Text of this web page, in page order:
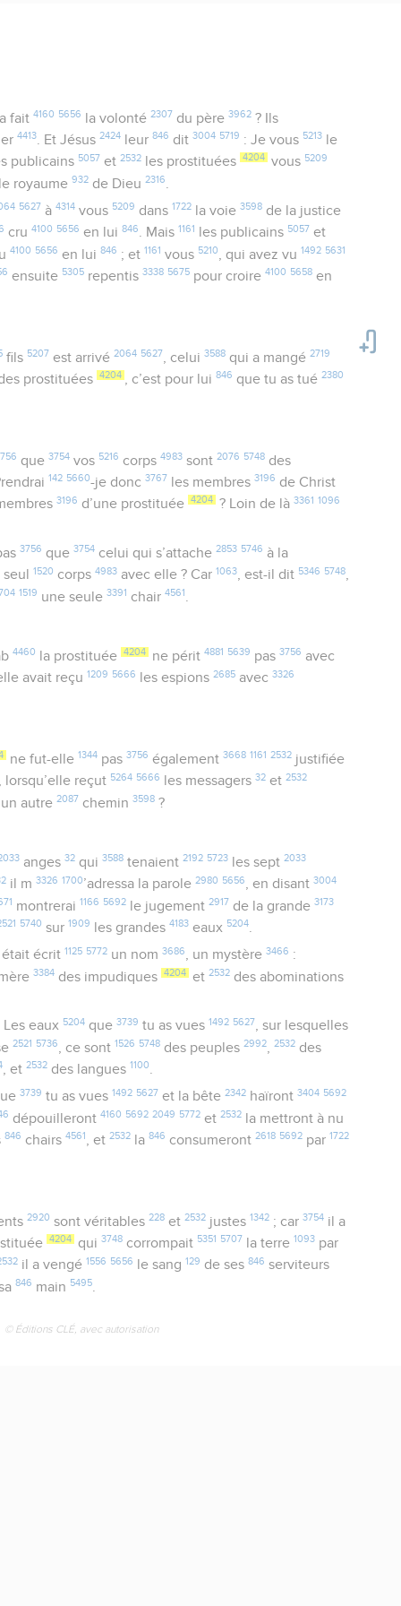
a fait 4160 5656 la volonté 2307 du père 3962? Ils
4413. Et Jésus2424 leur846 dit3004 5719 : Je vous 5213
le
publicains 5057 et2532 les prostituées 4204 vous 5209
le royaume932 de Dieu2316
5627 à 4314vous 5209 dans 1722la voie 3598de la justice
cru4100 5656 en lui846. Mais 1161 les publicains 5057 et
4100 5656 en lui846 ; et 1161 vous 5210 , qui avez vu 1492 5631
ensuite 5305 repentis3338 5675 pour croire4100 5658 en
fils 5207 est arrivé 2064 5627 , celui 3588qui a mangé 2719
prostituées 4204 , c’est pour lui846 que tu as tué2380
que 3754vos 5216 corps 4983sont 2076 5748des
142 5660-je donc3767 les membres3196 de Christ
3196 d’une prostituée 4204 ? Loin de là3361 1096
3756 que 3754celui qui s’attache 2853 5746 à la
seul 1520 corps4983 avec elle ? Car 1063, est-il dit 5346 5748,
1519 une seule3391 chair4561
4460 la prostituée 4204 ne périt 4881 5639 pas 3756 avec
avait reçu 1209 5666 les espions2685 avec3326
ne fut-elle 1344pas 3756 également 3668 1161 2532justifiée
, lorsqu’elle reçut 5264 5666 les messagers32 et2532
un autre2087 chemin3598 ?
anges 32qui 3588tenaient 2192 5723les sept 2033
il m3326 1700’adressa la parole2980 5656, en disant3004
montrerai 1166 5692 le jugement2917 de la grande3173
5740 sur 1909 les grandes4183 eaux 5204.
était écrit 1125 5772un nom 3686, un mystère 3466 :
mère3384 des impudiques 4204 et2532 des abominations
Les eaux 5204que 3739 tu as vues 1492 5627, sur lesquelles
2521 5736 , ce sont 1526 5748 des peuples2992 ,2532 des
, et2532 des langues 1100.
3739 tu as vues 1492 5627 et la bête 2342haïront 3404 5692
dépouilleront4160 5692 2049 5772 et2532 la mettront à nu
846 chairs4561 , et2532 la846 consumeront2618 5692 par 1722
2920 sont véritables 228et 2532justes 1342; car 3754il a
4204 qui3748 corrompait 5351 5707 la terre 1093 par
il a vengé1556 5656 le sang129 de ses846 serviteurs
846 main 5495
© Éditions CLÉ, avec autorisation